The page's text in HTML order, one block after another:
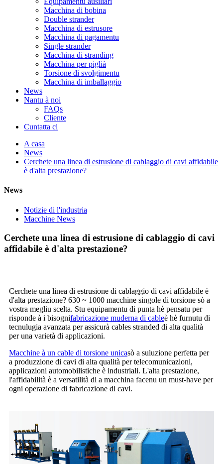
Macchina di bobina
Double strander
Macchina di estrusore
Macchina di pagamentu
Single strander
Macchina di stranding
Macchina per piglià
Torsione di svolgimentu
Macchina di imballaggio
News
Nantu à noi
FAQs
Cliente
Cuntatta ci
A casa
News
Cerchete una linea di estrusione di cablaggio di cavi affidabile
è d'alta prestazione?
News
Notizie di l'industria
Macchine News
Cerchete una linea di estrusione di cablaggio di cavi
affidabile è d'alta prestazione?
Cerchete una linea di estrusione di cablaggio di cavi affidabile è
d'alta prestazione? 630 ~ 1000 macchine singole di torsione sò a
vostra megliu scelta. Stu equipamentu di punta hè pensatu per
risponde à i bisognifabricazione muderna di cableè hè furnutu di
tecnulugia avanzata per assicurà cables stranded di alta qualità
per una varietà di applicazioni.
Macchine à un cable di torsione unicasò a suluzione perfetta per
a produzzione di cavi di alta qualità per telecomunicazioni,
applicazioni automobilistiche è industriali. L'alta prestazione,
l'affidabilità è a versatilità di a macchina facenu un must-have per
ogni operazione di fabricazione di cavi.